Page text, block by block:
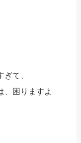
て、
、困りますよ